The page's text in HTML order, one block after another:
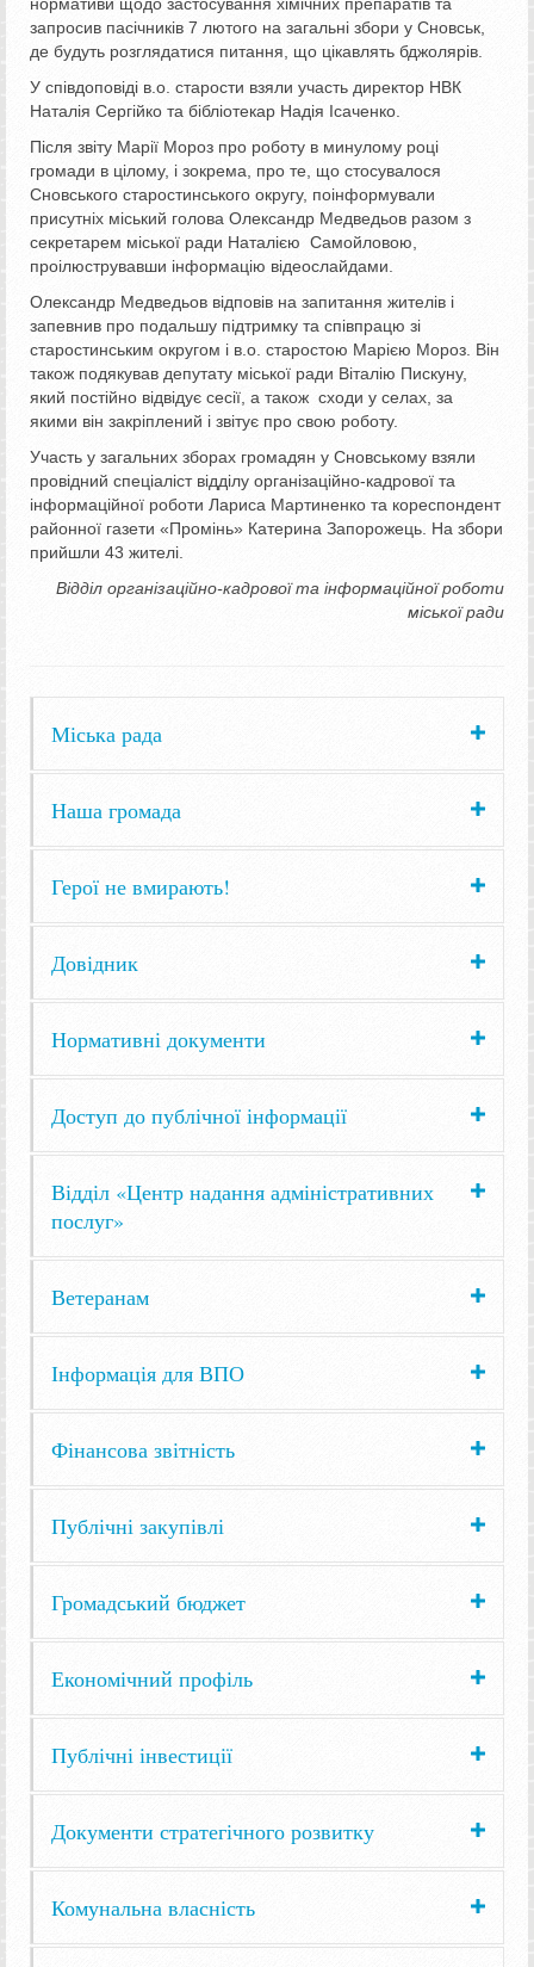
запросив пасічників 7 лютого на загальні збори у Сновськ,
де будуть розглядатися питання, що цікавлять бджолярів.
У співдоповіді в.о. старости взяли участь директор НВК
Наталія Сергійко та бібліотекар Надія Ісаченко.
Після звіту Марії Мороз про роботу в минулому році
громади в цілому, і зокрема, про те, що стосувалося
Сновського старостинського округу, поінформували
присутніх міський голова Олександр Медведьов разом з
секретарем міської ради Наталією Самойловою,
проілюструвавши інформацію відеослайдами.
Олександр Медведьов відповів на запитання жителів і
запевнив про подальшу підтримку та співпрацю зі
старостинським округом і в.о. старостою Марією Мороз. Він
також подякував депутату міської ради Віталію Пискуну,
який постійно відвідує сесії, а також сходи у селах, за
якими він закріплений і звітує про свою роботу.
Участь у загальних зборах громадян у Сновському взяли
провідний спеціаліст відділу організаційно-кадрової та
інформаційної роботи Лариса Мартиненко та кореспондент
районної газети «Промінь» Катерина Запорожець. На збори
прийшли 43 жителі.
Відділ організаційно-кадрової та інформаційної роботи
міської ради
Міська рада
Наша громада
Герої не вмирають!
Довідник
Нормативні документи
Доступ до публічної інформації
Відділ «Центр надання адміністративних
послуг»
Ветеранам
Інформація для ВПО
Фінансова звітність
Публічні закупівлі
Громадський бюджет
Економічний профіль
Публічні інвестиції
Документи стратегічного розвитку
Комунальна власність